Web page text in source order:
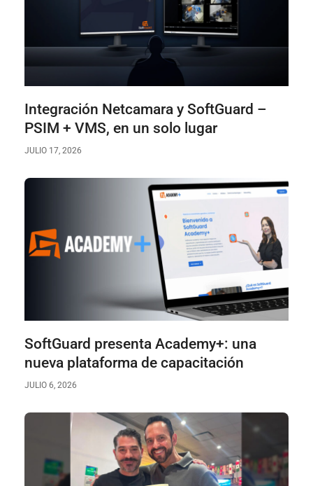
Integración Netcamara y SoftGuard –
PSIM + VMS, en un solo lugar
JULIO 17, 2026
SoftGuard presenta Academy+: una
nueva plataforma de capacitación
JULIO 6, 2026